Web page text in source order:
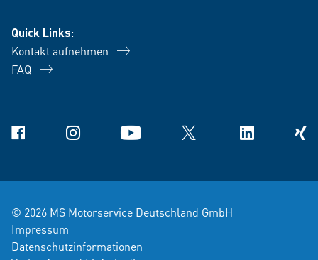
Quick Links:
Kontakt aufnehmen
FAQ
Facebook Instagram YouTube X Linkedin Xing
© 2026 MS Motorservice Deutschland GmbH
Impressum
Datenschutzinformationen